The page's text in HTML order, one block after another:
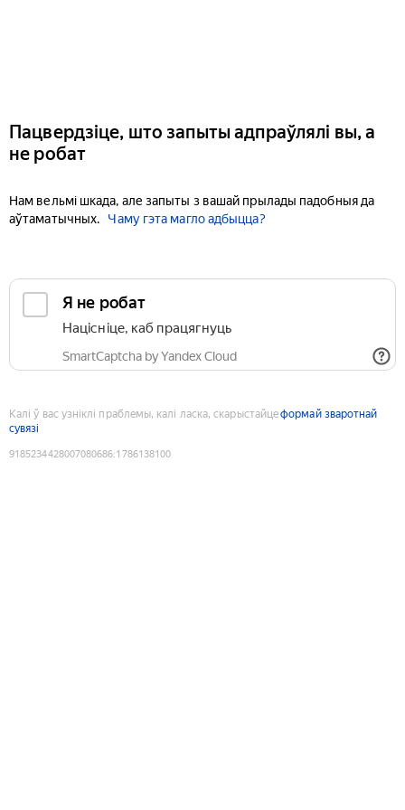
Пацвердзіце, што запыты адпраўлялі вы, а
не робат
Нам вельмі шкада, але запыты з вашай прылады падобныя да
аўтаматычных.
Чаму гэта магло адбыцца?
Я не робат
Націсніце, каб працягнуць
SmartCaptcha by Yandex Cloud
Калі ў вас узніклі праблемы, калі ласка, скарыстайцеформай зваротнай
сувязі
9185234428007080686:1786138100